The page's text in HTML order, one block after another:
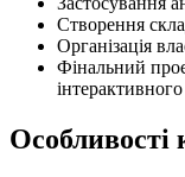
Створення
Організація
Фінальний
інтерактивного
Особливості